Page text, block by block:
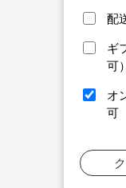
配
ギ
可）
オ
可